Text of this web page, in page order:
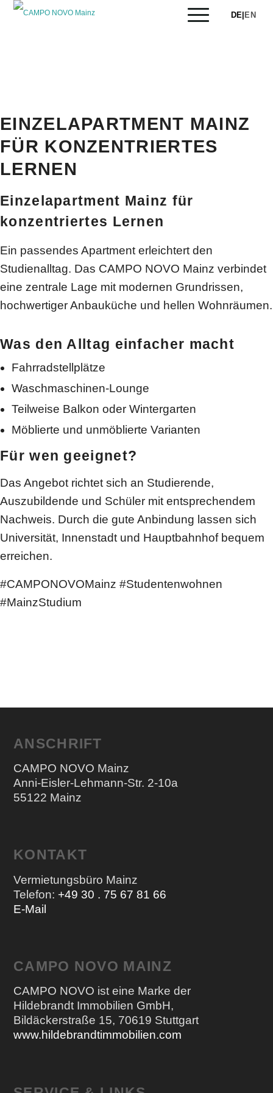
DE EN
EINZELAPARTMENT MAINZ
FÜR KONZENTRIERTES
LERNEN
Einzelapartment Mainz für
konzentriertes Lernen
Ein passendes Apartment erleichtert den
Studienalltag. Das CAMPO NOVO Mainz verbindet
eine zentrale Lage mit modernen Grundrissen,
hochwertiger Anbauküche und hellen Wohnräumen.
Was den Alltag einfacher macht
Fahrradstellplätze
Waschmaschinen-Lounge
Teilweise Balkon oder Wintergarten
Möblierte und unmöblierte Varianten
Für wen geeignet?
Das Angebot richtet sich an Studierende,
Auszubildende und Schüler mit entsprechendem
Nachweis. Durch die gute Anbindung lassen sich
Universität, Innenstadt und Hauptbahnhof bequem
erreichen.
#CAMPONOVOMainz #Studentenwohnen
#MainzStudium
ANSCHRIFT
CAMPO NOVO Mainz
Anni-Eisler-Lehmann-Str. 2-10a
55122 Mainz
KONTAKT
Vermietungsbüro Mainz
Telefon: +49 30 . 75 67 81 66
E-Mail
CAMPO NOVO MAINZ
CAMPO NOVO ist eine Marke der
Hildebrandt Immobilien GmbH,
Bildäckerstraße 15, 70619 Stuttgart
www.hildebrandtimmobilien.com